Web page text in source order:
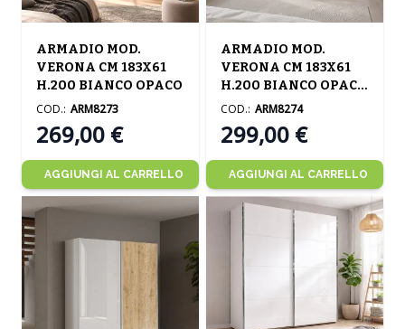
ARMADIO MOD.
VERONA CM 183X61
H.200 BIANCO OPACO
269,00 €
COD.: ARM8273
AGGIUNGI AL CARRELLO
ARMADIO MOD.
VERONA CM 183X61
H.200 BIANCO OPACO
E SPECCHIO
299,00 €
COD.: ARM8274
AGGIUNGI AL CARRELLO